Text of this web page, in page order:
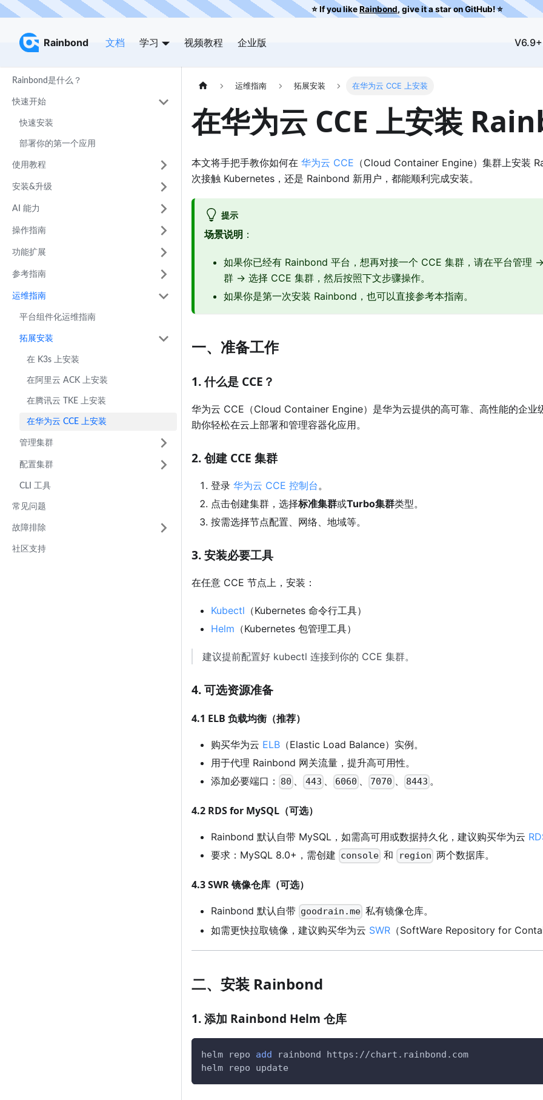
⭐️ If you likeRainbond, give it a star on GitHub! ⭐️
Rainbond 文档 学习 视频教程 企业版
Rainbond
Rainbond是什么？
快速开始
快速安装
部署你的第一个应用
使用教程
安装&升级
AI 能力
操作指南
功能扩展
参考指南
运维指南
平台组件化运维指南
拓展安装
在 K3s 上安装
在阿里云 ACK 上安装
在腾讯云 TKE 上安装
在华为云 CCE 上安装
管理集群
配置集群
CLI 工具
常见问题
故障排除
社区支持
运维指南 拓展安装 在华为云 CCE 上安装
在华为云 CCE 上安装
本文将手把手教你如何在 华为云 CCE （Cloud Container Engine）集群上安装
次接触 Kubernetes，还是 Rainbond 新用户，都能顺利完成安装。
提示
场景说明 ：
如果你已经有 Rainbond 平台，想再对接一个 CCE 集群，请在平台管理
群 → 选择 CCE 集群，然后按照下文步骤操作。
如果你是第一次安装 Rainbond，也可以直接参考本指南。
一、准备工作
1. 什么是 CCE？
华为云 CCE（Cloud Container Engine）是华为云提供的高可靠、高性能的企业
助你轻松在云上部署和管理容器化应用。
2. 创建 CCE 集群
登录 华为云 CCE 控制台。
点击创建集群，选择标准集群或Turbo集群类型。
按需选择节点配置、网络、地域等。
3. 安装必要工具
在任意 CCE 节点上，安装：
Kubectl （Kubernetes 命令行工具）
Helm （Kubernetes 包管理工具）
建议提前配置好 kubectl 连接到你的 CCE 集群。
4. 可选资源准备
4.1 ELB 负载均衡（推荐）
购买华为云 ELB （Elastic Load Balance）实例。
用于代理 Rainbond 网关流量，提升高可用性。
添加必要端口：
80 、 443 、 6060 、 7070 、 8443 。
4.2 RDS for MySQL（可选）
Rainbond 默认自带 MySQL，如需高可用或数据持久化，建议购买华为云
要求：MySQL 8.0+，需创建 console 和 region 两个数据库。
4.3 SWR 镜像仓库（可选）
Rainbond 默认自带 goodrain.me 私有镜像仓库。
如需更快拉取镜像，建议购买华为云 SWR （SoftWare Repository for
二、安装 Rainbond
1. 添加 Rainbond Helm 仓库
helm repo add rainbond https://chart.rainbond.com
helm repo update